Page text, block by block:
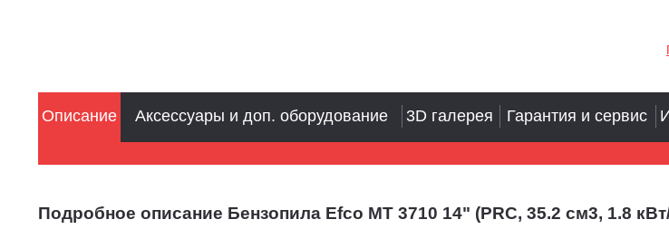
Подробное описание Бензопила Efco MT 3710 14" (PRC, 35.2 см3, 1.8
Описание Аксессуары и доп. оборудование 3D галерея Гарантия и сервис